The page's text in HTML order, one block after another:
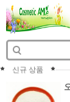
신규 상품